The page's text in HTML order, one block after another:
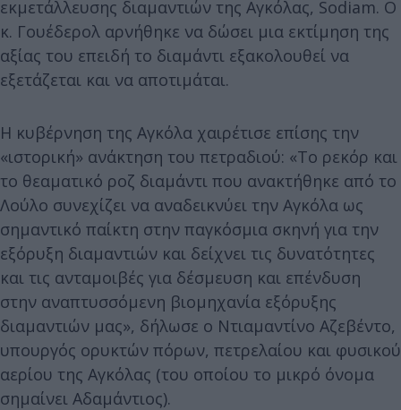
εκμετάλλευσης διαμαντιών της Αγκόλας, Sodiam. Ο
κ. Γουέδερολ αρνήθηκε να δώσει μια εκτίμηση της
αξίας του επειδή το διαμάντι εξακολουθεί να
εξετάζεται και να αποτιμάται.
Η κυβέρνηση της Αγκόλα χαιρέτισε επίσης την
«ιστορική» ανάκτηση του πετραδιού: «Το ρεκόρ και
το θεαματικό ροζ διαμάντι που ανακτήθηκε από το
Λούλο συνεχίζει να αναδεικνύει την Αγκόλα ως
σημαντικό παίκτη στην παγκόσμια σκηνή για την
εξόρυξη διαμαντιών και δείχνει τις δυνατότητες
και τις ανταμοιβές για δέσμευση και επένδυση
στην αναπτυσσόμενη βιομηχανία εξόρυξης
διαμαντιών μας», δήλωσε ο Ντιαμαντίνο Αζεβέντο,
υπουργός ορυκτών πόρων, πετρελαίου και φυσικού
αερίου της Αγκόλας (του οποίου το μικρό όνομα
σημαίνει Αδαμάντιος).